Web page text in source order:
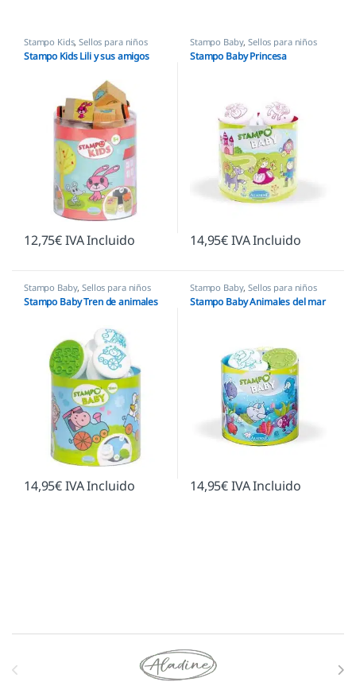
Stampo Kids,Sellos para niños
Stampo Kids Lili y sus amigos
12,75€IVA Incluido
Stampo Baby,Sellos para niños
Stampo Baby Princesa
14,95€IVA Incluido
Stampo Baby,Sellos para niños
Stampo Baby Tren de animales
14,95€IVA Incluido
Stampo Baby,Sellos para niños
Stampo Baby Animales del mar
14,95€IVA Incluido
Marcas De Carrusel